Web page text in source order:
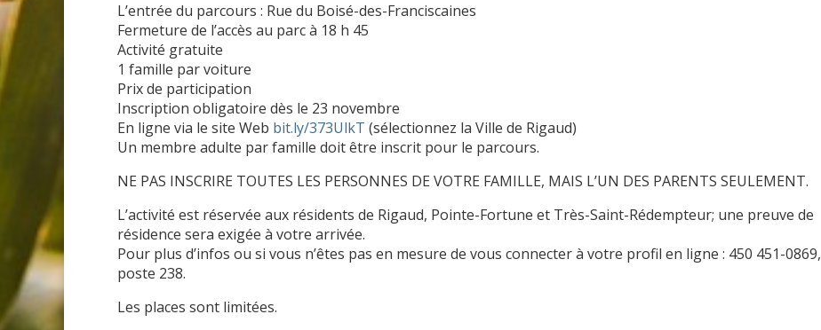
L’entrée du parcours : Rue du Boisé-des-Franciscaines
Fermeture de l’accès au parc à 18 h 45
Activité gratuite
1 famille par voiture
Prix de participation
Inscription obligatoire dès le 23 novembre
En ligne via le site Web bit.ly/373UlkT (sélectionnez la Ville de Rigaud)
Un membre adulte par famille doit être inscrit pour le parcours.
NE PAS INSCRIRE TOUTES LES PERSONNES DE VOTRE FAMILLE, MAIS L’UN DES PARENTS SEULEMENT.
L’activité est réservée aux résidents de Rigaud, Pointe-Fortune et Très-Saint-Rédempteur; une preuve de
résidence sera exigée à votre arrivée.
Pour plus d’infos ou si vous n’êtes pas en mesure de vous connecter à votre profil en ligne : 450 451-0869,
poste 238.
Les places sont limitées.